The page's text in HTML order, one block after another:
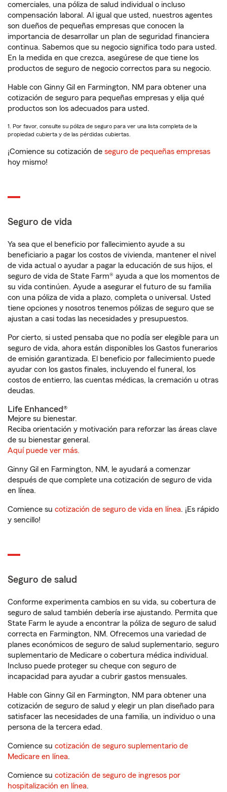
comerciales, una póliza de salud individual o incluso
compensación laboral. Al igual que usted, nuestros agentes
son dueños de pequeñas empresas que conocen la
importancia de desarrollar un plan de seguridad financiera
continua. Sabemos que su negocio significa todo para usted.
En la medida en que crezca, asegúrese de que tiene los
productos de seguro de negocio correctos para su negocio.
Hable con Ginny Gil en Farmington, NM para obtener una
cotización de seguro para pequeñas empresas y elija qué
productos son los adecuados para usted.
1. Por favor, consulte su póliza de seguro para ver una lista completa de la
propiedad cubierta y de las pérdidas cubiertas.
¡Comience su cotización de seguro de pequeñas empresas
hoy mismo!
Seguro de vida
Ya sea que el beneficio por fallecimiento ayude a su
beneficiario a pagar los costos de vivienda, mantener el nivel
de vida actual o ayudar a pagar la educación de sus hijos, el
seguro de vida de State Farm® ayuda a que los momentos de
su vida continúen. Ayude a asegurar el futuro de su familia
con una póliza de vida a plazo, completa o universal. Usted
tiene opciones y nosotros tenemos pólizas de seguro que se
ajustan a casi todas las necesidades y presupuestos.
Por cierto, si usted pensaba que no podía ser elegible para un
seguro de vida, ahora están disponibles los Gastos funerarios
de emisión garantizada. El beneficio por fallecimiento puede
ayudar con los gastos finales, incluyendo el funeral, los
costos de entierro, las cuentas médicas, la cremación u otras
deudas.
Life Enhanced®
Mejore su bienestar.
Reciba orientación y motivación para reforzar las áreas clave
de su bienestar general.
Aquí puede ver más.
Ginny Gil en Farmington, NM, le ayudará a comenzar
después de que complete una cotización de seguro de vida
en línea.
Comience su cotización de seguro de vida en línea. ¡Es rápido
y sencillo!
Seguro de salud
Conforme experimenta cambios en su vida, su cobertura de
seguro de salud también debería irse ajustando. Permita que
State Farm le ayude a encontrar la póliza de seguro de salud
correcta en Farmington, NM. Ofrecemos una variedad de
planes económicos de seguro de salud suplementario, seguro
suplementario de Medicare o cobertura médica individual.
Incluso puede proteger su cheque con seguro de
incapacidad para ayudar a cubrir gastos mensuales.
Hable con Ginny Gil en Farmington, NM para obtener una
cotización de seguro de salud y elegir un plan diseñado para
satisfacer las necesidades de una familia, un individuo o una
persona de la tercera edad.
Comience su cotización de seguro suplementario de
Medicare en línea.
Comience su cotización de seguro de ingresos por
hospitalización en línea.